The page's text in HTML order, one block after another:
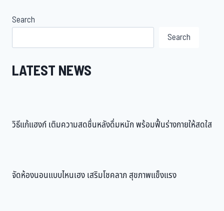
Search
Search
LATEST NEWS
วิธีแก้แฮงก์ เติมความสดชื่นหลังดื่มหนัก พร้อมฟื้นร่างกายให้สดใส
จัดห้องนอนแบบไหนเฮง เสริมโชคลาภ สุขภาพแข็งแรง